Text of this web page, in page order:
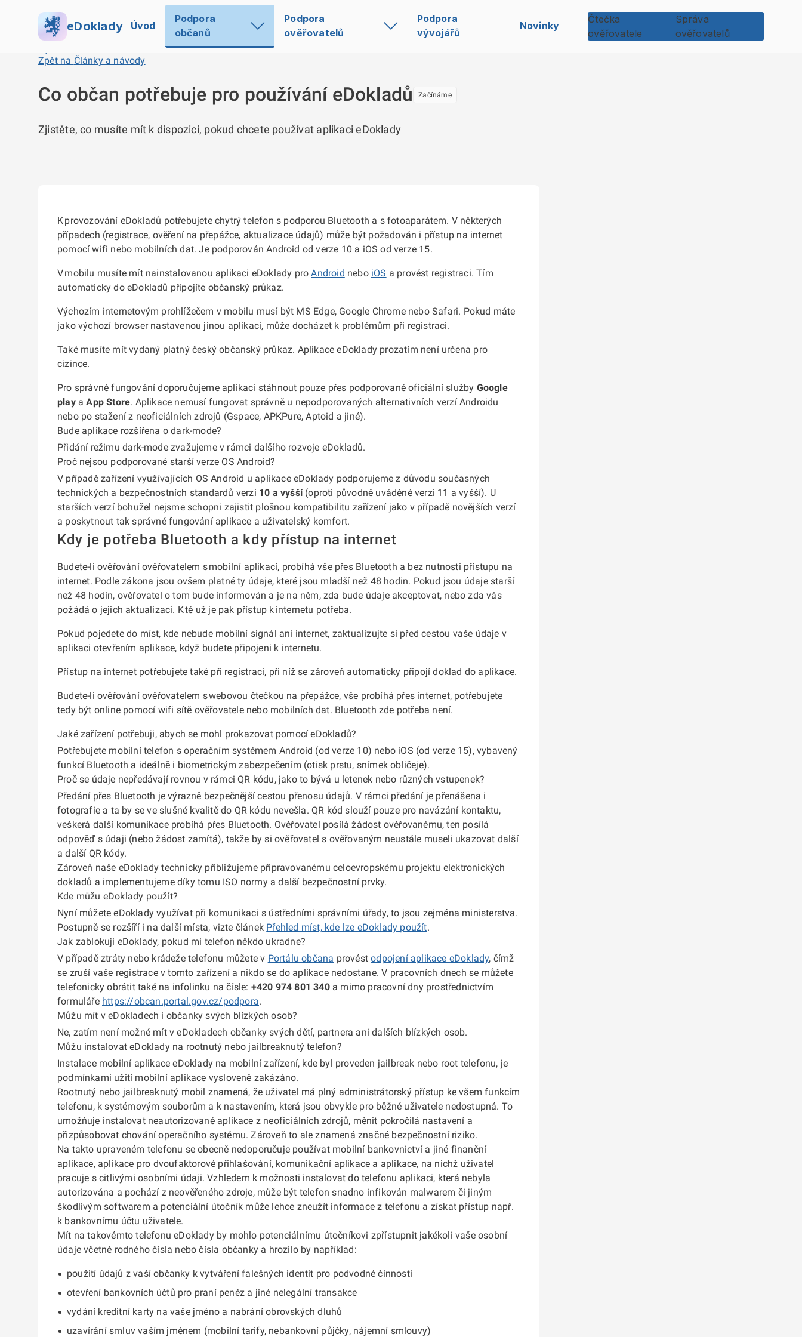
eDoklady Úvod
Podpora
občanů
Podpora
ověřovatelů
Podpora
vývojářů
Novinky
Čtečka
ověřovatele
Správa
ověřovatelů
Zpět na Články a návody
Co občan potřebuje pro používání eDokladů Začínáme
Zjistěte, co musíte mít k dispozici, pokud chcete používat aplikaci eDoklady
K provozování eDokladů potřebujete chytrý telefon s podporou Bluetooth a s fotoaparátem. V některých
případech (registrace, ověření na přepážce, aktualizace údajů) může být požadován i přístup na internet
pomocí wifi nebo mobilních dat. Je podporován Android od verze 10 a iOS od verze 15.
V mobilu musíte mít nainstalovanou aplikaci eDoklady proAndroid nebo iOS a provést registraci. Tím
automaticky do eDokladů připojíte občanský průkaz.
Výchozím internetovým prohlížečem v mobilu musí být MS Edge, Google Chrome nebo Safari. Pokud máte
jako výchozí browser nastavenou jinou aplikaci, může docházet k problémům při registraci.
Také musíte mít vydaný platný český občanský průkaz. Aplikace eDoklady prozatím není určena pro
cizince.
Pro správné fungování doporučujeme aplikaci stáhnout pouze přes podporované oficiální služby Google
playaApp Store. Aplikace nemusí fungovat správně u nepodporovaných alternativních verzí Androidu
nebo po stažení z neoficiálních zdrojů (Gspace, APKPure, Aptoid a jiné).
Bude aplikace rozšířena o dark-mode?
Přidání režimu dark-mode zvažujeme v rámci dalšího rozvoje eDokladů.
Proč nejsou podporované starší verze OS Android?
V případě zařízení využívajících OS Android u aplikace eDoklady podporujeme z důvodu současných
technických a bezpečnostních standardů verzi 10 a vyšší(oproti původně uváděné verzi 11 a vyšší). U
starších verzí bohužel nejsme schopni zajistit plošnou kompatibilitu zařízení jako v případě novějších verzí
a poskytnout tak správné fungování aplikace a uživatelský komfort.
Kdy je potřeba Bluetooth a kdy přístup na internet
Budete-li ověřování ověřovatelem s mobilní aplikací, probíhá vše přes Bluetooth a bez nutnosti přístupu na
internet. Podle zákona jsou ovšem platné ty údaje, které jsou mladší než 48 hodin. Pokud jsou údaje starší
než 48 hodin, ověřovatel o tom bude informován a je na něm, zda bude údaje akceptovat, nebo zda vás
požádá o jejich aktualizaci. K té už je pak přístup k internetu potřeba.
Pokud pojedete do míst, kde nebude mobilní signál ani internet, zaktualizujte si před cestou vaše údaje v
aplikaci otevřením aplikace, když budete připojeni k internetu.
Přístup na internet potřebujete také při registraci, při níž se zároveň automaticky připojí doklad do aplikace.
Budete-li ověřování ověřovatelem s webovou čtečkou na přepážce, vše probíhá přes internet, potřebujete
tedy být online pomocí wifi sítě ověřovatele nebo mobilních dat. Bluetooth zde potřeba není.
Jaké zařízení potřebuji, abych se mohl prokazovat pomocí eDokladů?
Potřebujete mobilní telefon s operačním systémem Android (od verze 10) nebo iOS (od verze 15), vybavený
funkcí Bluetooth a ideálně i biometrickým zabezpečením (otisk prstu, snímek obličeje).
Proč se údaje nepředávají rovnou v rámci QR kódu, jako to bývá u letenek nebo různých vstupenek?
Předání přes Bluetooth je výrazně bezpečnější cestou přenosu údajů. V rámci předání je přenášena i
fotografie a ta by se ve slušné kvalitě do QR kódu nevešla. QR kód slouží pouze pro navázání kontaktu,
veškerá další komunikace probíhá přes Bluetooth. Ověřovatel posílá žádost ověřovanému, ten posílá
odpověď s údaji (nebo žádost zamítá), takže by si ověřovatel s ověřovaným neustále museli ukazovat další
a další QR kódy.
Zároveň naše eDoklady technicky přibližujeme připravovanému celoevropskému projektu elektronických
dokladů a implementujeme díky tomu ISO normy a další bezpečnostní prvky.
Kde můžu eDoklady použít?
Nyní můžete eDoklady využívat při komunikaci s ústředními správními úřady, to jsou zejména ministerstva.
Postupně se rozšíří i na další místa, vizte článek Přehled míst, kde lze eDoklady použít.
Jak zablokuji eDoklady, pokud mi telefon někdo ukradne?
V případě ztráty nebo krádeže telefonu můžete v Portálu občana provéstodpojení aplikace eDoklady, čímž
se zruší vaše registrace v tomto zařízení a nikdo se do aplikace nedostane. V pracovních dnech se můžete
telefonicky obrátit také na infolinku na čísle: +420 974 801 340a mimo pracovní dny prostřednictvím
formuláře https://obcan.portal.gov.cz/podpora.
Můžu mít v eDokladech i občanky svých blízkých osob?
Ne, zatím není možné mít v eDokladech občanky svých dětí, partnera ani dalších blízkých osob.
Můžu instalovat eDoklady na rootnutý nebo jailbreaknutý telefon?
Instalace mobilní aplikace eDoklady na mobilní zařízení, kde byl proveden jailbreak nebo root telefonu, je
podmínkami užití mobilní aplikace vysloveně zakázáno.
Rootnutý nebo jailbreaknutý mobil znamená, že uživatel má plný administrátorský přístup ke všem funkcím
telefonu, k systémovým souborům a k nastavením, která jsou obvykle pro běžné uživatele nedostupná. To
umožňuje instalovat neautorizované aplikace z neoficiálních zdrojů, měnit pokročilá nastavení a
přizpůsobovat chování operačního systému. Zároveň to ale znamená značné bezpečnostní riziko.
Na takto upraveném telefonu se obecně nedoporučuje používat mobilní bankovnictví a jiné finanční
aplikace, aplikace pro dvoufaktorové přihlašování, komunikační aplikace a aplikace, na nichž uživatel
pracuje s citlivými osobními údaji. Vzhledem k možnosti instalovat do telefonu aplikaci, která nebyla
autorizována a pochází z neověřeného zdroje, může být telefon snadno infikován malwarem či jiným
škodlivým softwarem a potenciální útočník může lehce zneužít informace z telefonu a získat přístup např.
k bankovnímu účtu uživatele.
Mít na takovémto telefonu eDoklady by mohlo potenciálnímu útočníkovi zpřístupnit jakékoli vaše osobní
údaje včetně rodného čísla nebo čísla občanky a hrozilo by například:
použití údajů z vaší občanky k vytváření falešných identit pro podvodné činnosti
otevření bankovních účtů pro praní peněz a jiné nelegální transakce
vydání kreditní karty na vaše jméno a nabrání obrovských dluhů
uzavírání smluv vaším jménem (mobilní tarify, nebankovní půjčky, nájemní smlouvy)